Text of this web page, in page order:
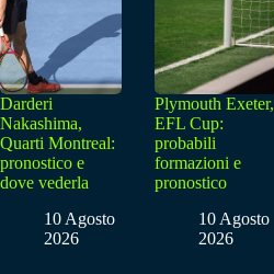
Darderi
Nakashima,
Quarti Montreal:
pronostico e
dove vederla
10 Agosto
2026
Plymouth Exeter,
EFL Cup:
probabili
formazioni e
pronostico
10 Agosto
2026